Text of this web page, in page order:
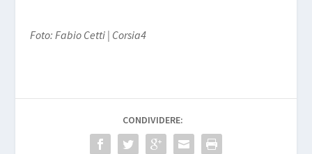
Foto: Fabio Cetti | Corsia4
CONDIVIDERE: